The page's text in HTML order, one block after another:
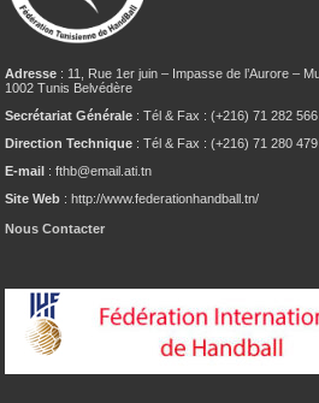
Adresse : 11, Rue 1er juin – Impasse de l’Aurore –
1002 Tunis Belvédère
Secrétariat Générale : Tél & Fax : (+216) 71 282 566
Direction Technique : Tél & Fax : (+216) 71 280 479
E-mail : fthb@email.ati.tn
Site Web : http://www.federationhandball.tn/
Nous Contacter